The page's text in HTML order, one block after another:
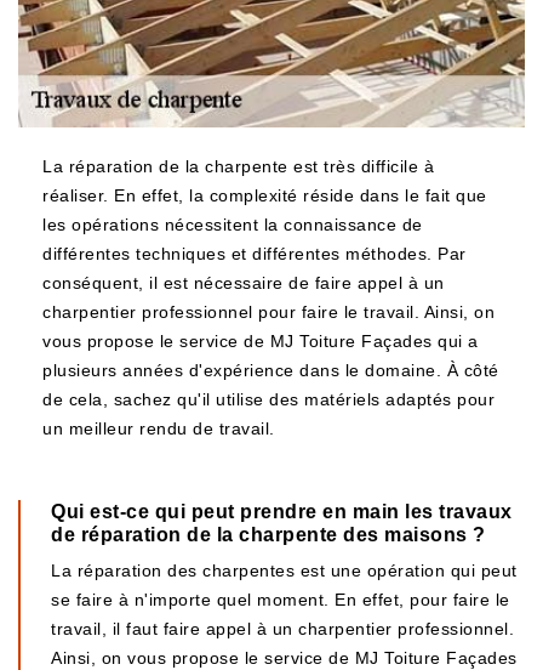
La réparation de la charpente est très difficile à
réaliser. En effet, la complexité réside dans le fait que
les opérations nécessitent la connaissance de
différentes techniques et différentes méthodes. Par
conséquent, il est nécessaire de faire appel à un
charpentier professionnel pour faire le travail. Ainsi, on
vous propose le service de MJ Toiture Façades qui a
plusieurs années d'expérience dans le domaine. À côté
de cela, sachez qu'il utilise des matériels adaptés pour
un meilleur rendu de travail.
Qui est-ce qui peut prendre en main les travaux
de réparation de la charpente des maisons ?
La réparation des charpentes est une opération qui peut
se faire à n'importe quel moment. En effet, pour faire le
travail, il faut faire appel à un charpentier professionnel.
Ainsi, on vous propose le service de MJ Toiture Façades